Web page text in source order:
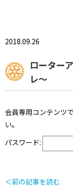
2018.09.26
ローター
レ～
会員専用コンテンツ
い。
パスワード:
＜前の記事を読む